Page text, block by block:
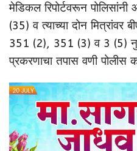
मेडिकल रिपोर्टवरून
(35) व त्याच्या दोन
351 (2), 351 (3) व 3 (5)
प्रकरणाचा तपास वणी पोलीस